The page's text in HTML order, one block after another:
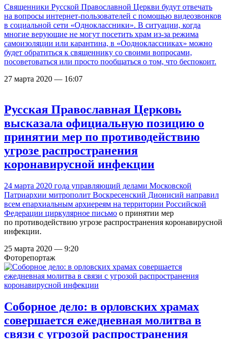
Священники Русской Православной Церкви будут отвечать
на вопросы интернет-пользователей с помощью видеозвонков
в социальной сети «Одноклассники». В ситуации, когда
многие верующие не могут посетить храм из-за режима
самоизоляции или карантина, в «Оодноклассниках» можно
будет обратиться к священнику со своими вопросами,
посоветоваться или просто пообщаться о том, что беспокоит.
27 марта 2020 — 16:07
Русская Православная Церковь
высказала официальную позицию о
принятии мер по противодействию
угрозе распространения
коронавирусной инфекции
24 марта 2020 года управляющий делами Московской
Патриархии митрополит Воскресенский Дионисий направил
всем епархиальным архиереям на территории Российской
Федерации циркулярное письмо о принятии мер
по противодействию угрозе распространения коронавирусной
инфекции.
25 марта 2020 — 9:20
Фоторепортаж
Соборное дело: в орловских храмах
совершается ежедневная молитва в
связи с угрозой распространения